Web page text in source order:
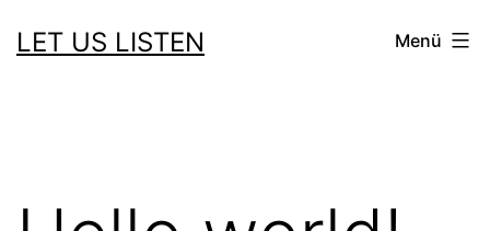
Inhalt
LET US LISTEN Menü